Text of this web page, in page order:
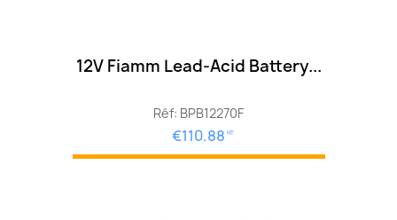
12V Fiamm Lead-Acid Battery...
Réf: BPB12270F
€110.88 HT